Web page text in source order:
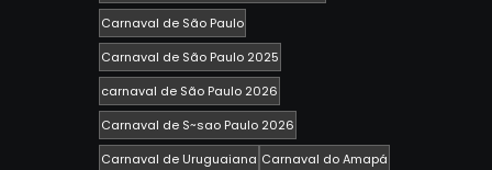
Carnaval de São Paulo
Carnaval de São Paulo 2025
carnaval de São Paulo 2026
Carnaval de S~sao Paulo 2026
Carnaval de Uruguaiana Carnaval do Amapá